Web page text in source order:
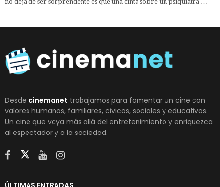
no deja de ser sorprendente es que una cinta sobre un psiquiatra …
Desde cinemanet trabajamos para fomentar un cine con
valores humanos, familiares, cívicos, sociales y educativos.
Un cine que vaya más allá del entretenimiento y enriquezca
al espectador y a la sociedad.
ÚLTIMAS ENTRADAS